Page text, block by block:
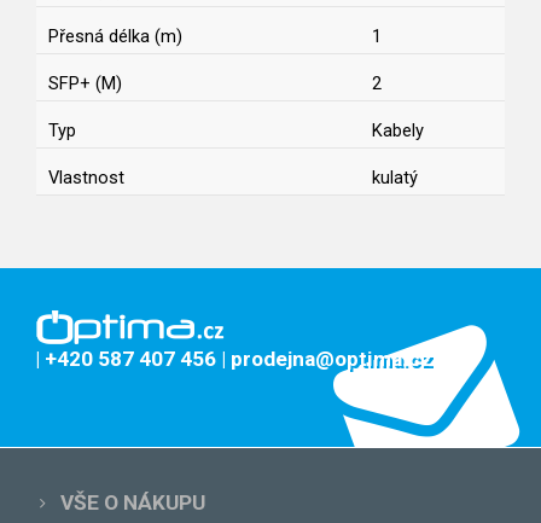
Přesná délka (m) 1
SFP+ (M) 2
Typ Kabely
Vlastnost kulatý
| +420 587 407 456 | prodejna@optima.cz
VŠE O NÁKUPU